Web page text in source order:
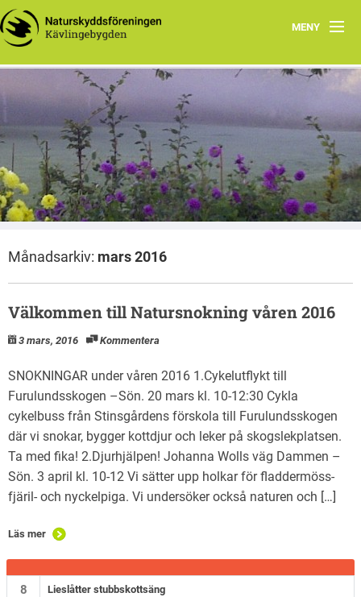
MENY
Hem
Senaste aktiviteter
Om oss
Rapporter
Kävlingebygden
En till Naturskyddsföreningens kretswebbar webbplats
Månadsarkiv: mars 2016
Välkommen till Natursnokning våren 2016
3 mars, 2016 Kommentera
SNOKNINGAR under våren 2016 1.Cykelutflykt till
Furulundsskogen –Sön. 20 mars kl. 10-12:30 Cykla
cykelbuss från Stinsgårdens förskola till Furulundsskogen
där vi snokar, bygger kottdjur och leker på skogslekplatsen.
Ta med fika! 2.Djurhjälpen! Johanna Wolls väg Dammen –
Sön. 3 april kl. 10-12 Vi sätter upp holkar för fladdermöss-
fjäril- och nyckelpiga. Vi undersöker också naturen och […]
Läs mer
8
Lieslåtter stubbskottsäng